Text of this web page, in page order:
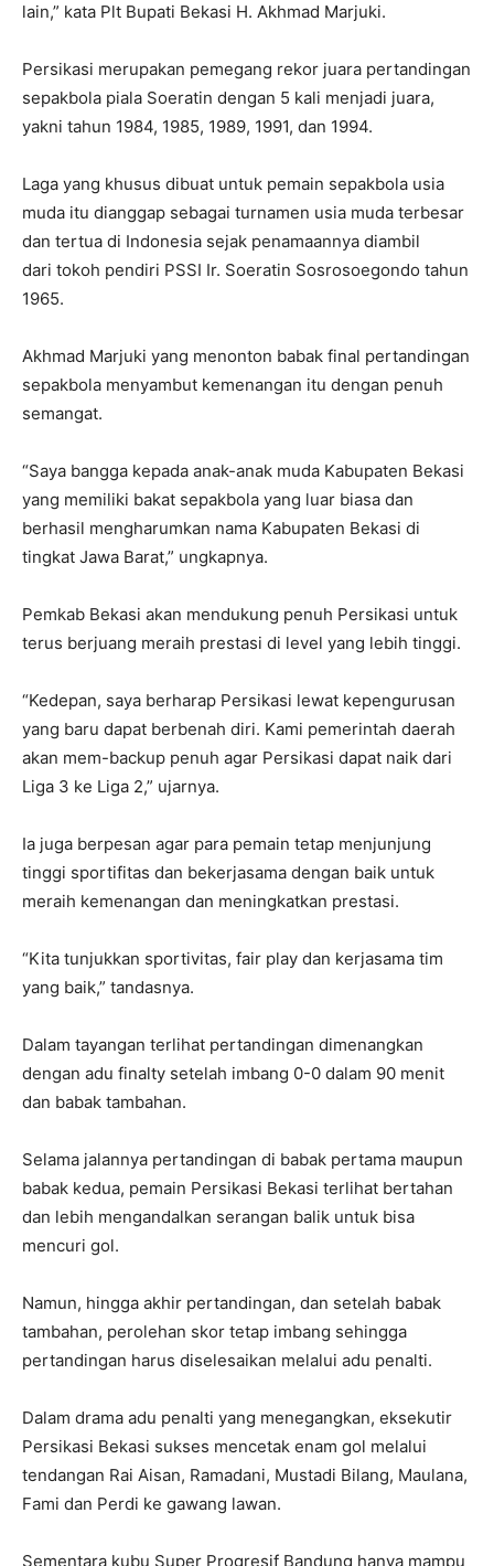
lain,” kata Plt Bupati Bekasi H. Akhmad Marjuki.
Persikasi merupakan pemegang rekor juara pertandingan
sepakbola piala Soeratin dengan 5 kali menjadi juara,
yakni tahun 1984, 1985, 1989, 1991, dan 1994.
Laga yang khusus dibuat untuk pemain sepakbola usia
muda itu dianggap sebagai turnamen usia muda terbesar
dan tertua di Indonesia sejak penamaannya diambil
dari tokoh pendiri PSSI Ir. Soeratin Sosrosoegondo tahun
1965.
Akhmad Marjuki yang menonton babak final pertandingan
sepakbola menyambut kemenangan itu dengan penuh
semangat.
“Saya bangga kepada anak-anak muda Kabupaten Bekasi
yang memiliki bakat sepakbola yang luar biasa dan
berhasil mengharumkan nama Kabupaten Bekasi di
tingkat Jawa Barat,” ungkapnya.
Pemkab Bekasi akan mendukung penuh Persikasi untuk
terus berjuang meraih prestasi di level yang lebih tinggi.
“Kedepan, saya berharap Persikasi lewat kepengurusan
yang baru dapat berbenah diri. Kami pemerintah daerah
akan mem-backup penuh agar Persikasi dapat naik dari
Liga 3 ke Liga 2,” ujarnya.
Ia juga berpesan agar para pemain tetap menjunjung
tinggi sportifitas dan bekerjasama dengan baik untuk
meraih kemenangan dan meningkatkan prestasi.
“Kita tunjukkan sportivitas, fair play dan kerjasama tim
yang baik,” tandasnya.
Dalam tayangan terlihat pertandingan dimenangkan
dengan adu finalty setelah imbang 0-0 dalam 90 menit
dan babak tambahan.
Selama jalannya pertandingan di babak pertama maupun
babak kedua, pemain Persikasi Bekasi terlihat bertahan
dan lebih mengandalkan serangan balik untuk bisa
mencuri gol.
Namun, hingga akhir pertandingan, dan setelah babak
tambahan, perolehan skor tetap imbang sehingga
pertandingan harus diselesaikan melalui adu penalti.
Dalam drama adu penalti yang menegangkan, eksekutir
Persikasi Bekasi sukses mencetak enam gol melalui
tendangan Rai Aisan, Ramadani, Mustadi Bilang, Maulana,
Fami dan Perdi ke gawang lawan.
Sementara kubu Super Progresif Bandung hanya mampu